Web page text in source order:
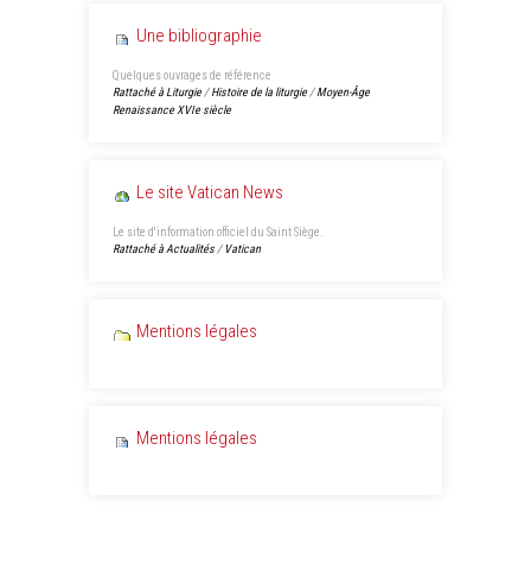
Une bibliographie
Quelques ouvrages de référence
Rattaché à Liturgie /Histoire de la liturgie /Moyen-Âge
Renaissance XVIe siècle
Le site Vatican News
Le site d'information officiel du Saint Siège.
Rattaché à Actualités / Vatican
Mentions légales
Mentions légales